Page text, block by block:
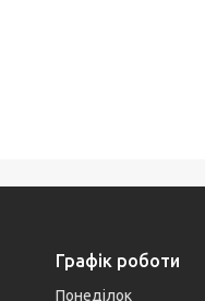
Графік роботи
Понеділок